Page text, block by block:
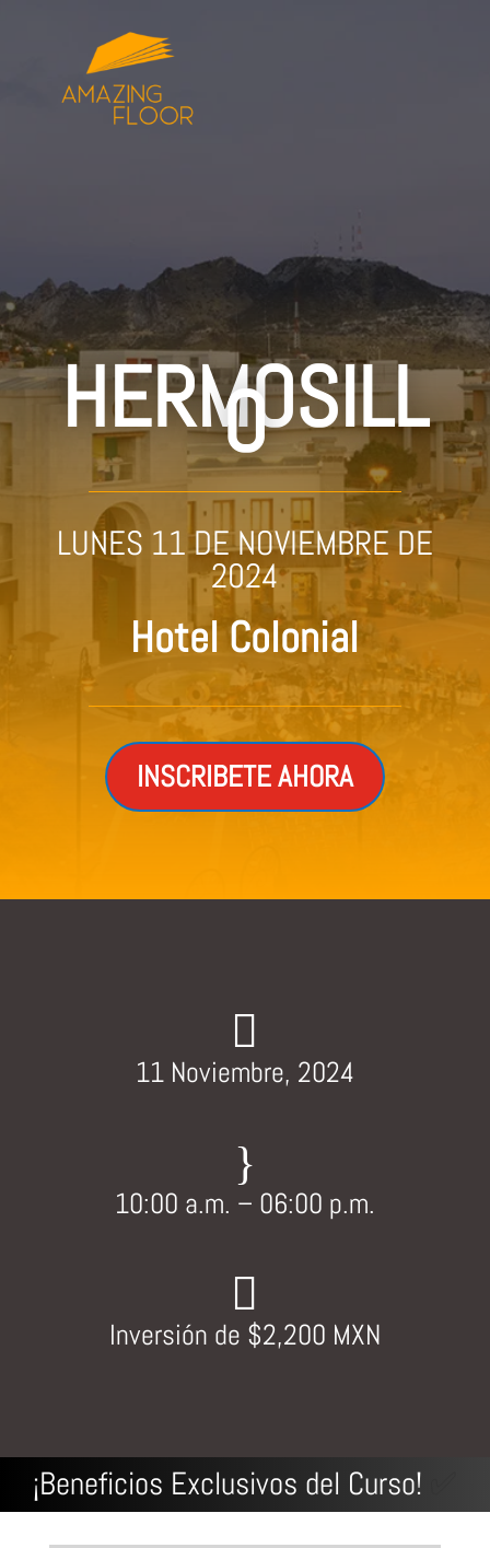
HERMOSILL
O
LUNES 11 DE NOVIEMBRE DE
2024
Hotel Colonial
INSCRIBETE AHORA

11 Noviembre, 2024
}
10:00 a.m. – 06:00 p.m.

Inversión de $2,200 MXN
¡Beneficios Exclusivos del Curso!